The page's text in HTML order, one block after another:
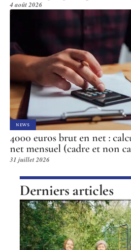
4 août 2026
NEWS
4000 euros brut en net :
net mensuel (cadre et non
31 juillet 2026
Derniers articles